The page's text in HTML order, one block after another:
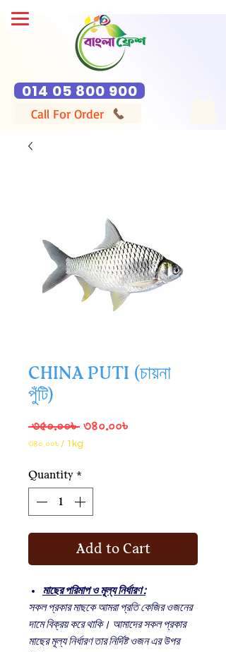
014 05 800 900
Call For Order
CHINA PUTI (চায়না
পুঁটি)
৩৫০.০০৳ Regular
Price
৩৪০.০০৳Sale
৩৪০.০০৳ / 1kg
per
Kilogram
Quantity *
Add to Cart
মাছের পরিমাপ ও মূল্য নির্ধারণ :
সকল প্রকার মাছকে আমরা প্রতি কেজির ওজনের
দামে বিক্রয় করে থাকি। আমাদের সকল প্রকার
মাছের মূল্য নির্ধারণ তার নির্দিষ্ট ওজন এর উপর